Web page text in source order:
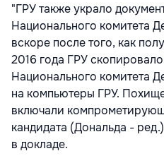
"ГРУ также украло
Национального комитета
вскоре после того, как
2016 года ГРУ
Национального комитета
на компьютеры ГРУ.
включали
кандидата (Дональда -
в докладе.